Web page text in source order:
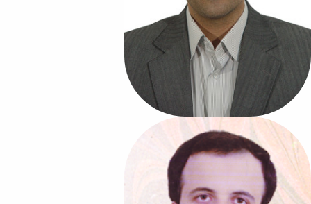
دکتر مهدی حاجی ولیئی
دومین رئیس دانشکده
رشته تخصصی:فیزیک
مدت خدمت:1401-1396